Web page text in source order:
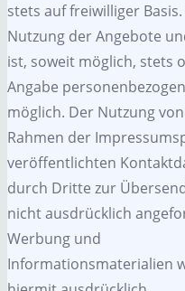
stets auf freiwilliger Basis.
Nutzung der Angebote
ist, soweit möglich, stets
Angabe
möglich. Der Nutzung
Rahmen der
veröffentlichten
durch Dritte zur
nicht ausdrücklich
Werbung und
Informationsmaterialien